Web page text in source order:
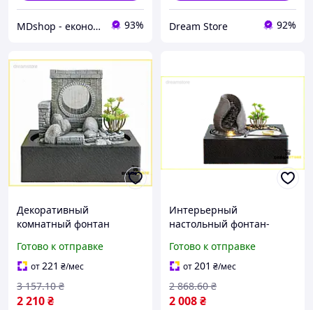
MDshop - економія поруч 93% Dream Store 92%
Декоративный
комнатный фонтан
настольный со
встроенной LED
подсветкой мини стор1
Готово к отправке
от221 ₴/мес
2 210₴
3 157.10 ₴
Интерьерный
настольный фонтан-
подсветкой для стильного
оформления вашего дома
стор1
Готово к отправке
от201 ₴/мес
2 008₴
2 868.60 ₴